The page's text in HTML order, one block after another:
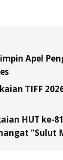
Apel
TIFF
HUT ke-
“Sulut